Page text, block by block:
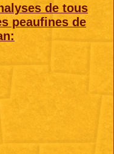
de tous
peaufines de